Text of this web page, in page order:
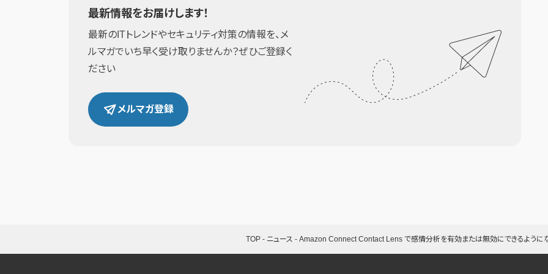
最新情報をお届けします！
最新のITトレンドやセキュリティ対策の情報を、メ
ルマガでいち早く受け取りませんか？ぜひご登録く
ださい
メルマガ登録
TOP- ニュース - Amazon Connect Contact Lens で感情分析を有効または無効にできるように